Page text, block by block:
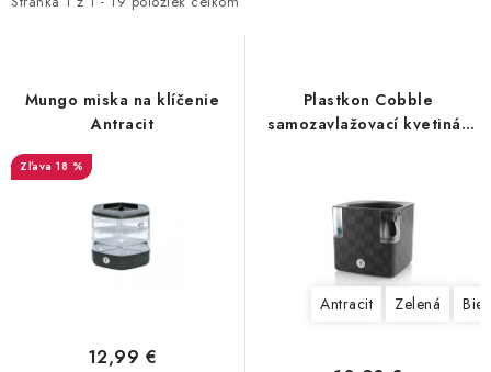
d
u
e
r
o
Mungo miska na klíčenie
Antracit
18 %
12,99 €
Plastkon Cobble
samozavlažovací kvetináč
Antracit Zelená